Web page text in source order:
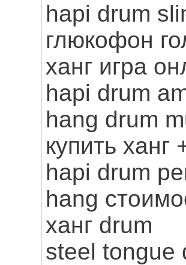
hapi drum
глюкофон
ханг игра
hapi drum
hang drum
купить ханг
hapi drum
hang
ханг drum
steel tongue